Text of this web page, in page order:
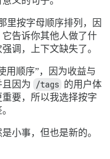
里按字母顺序排列，因
告诉你其他人做了什
调，上下文缺失了。
用顺序”，因为收益与
因为
/tags 的用户体
要，所以我选择按字
小事，但也是新的。